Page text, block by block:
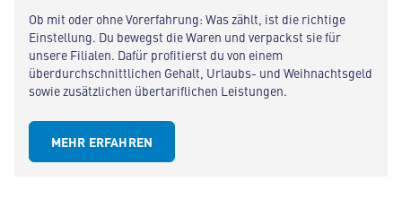
Ob mit oder ohne Vorerfahrung: Was zählt, ist die richtige
Einstellung. Du bewegst die Waren und verpackst sie für
unsere Filialen. Dafür profitierst du von einem
überdurchschnittlichen Gehalt, Urlaubs- und Weihnachtsgeld
sowie zusätzlichen übertariflichen Leistungen.
MEHR ERFAHREN